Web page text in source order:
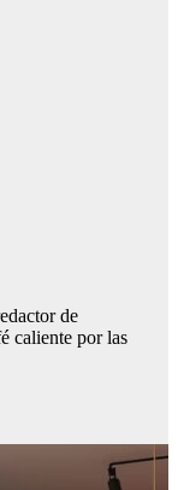
de
caliente por las